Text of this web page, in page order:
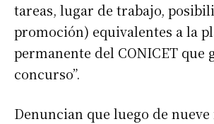
tareas, lugar de trabajo,
promoción) equivalentes a la
permanente del CONICET que
concurso”.
Denuncian que luego de nueve